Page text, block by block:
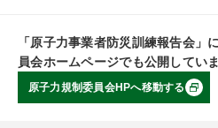
「原子力事業者防災訓練報告会」
員会ホームページでも公開していま
原子力規制委員会HPへ移動する